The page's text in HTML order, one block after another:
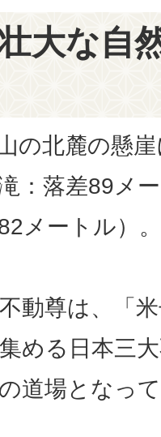
大な自
の北麓の懸
：落差89メ
メートル）
動尊は、「
める日本三
道場となっ